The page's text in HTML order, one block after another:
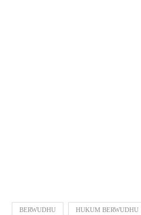
BERWUDHU HUKUM BERWUDHU